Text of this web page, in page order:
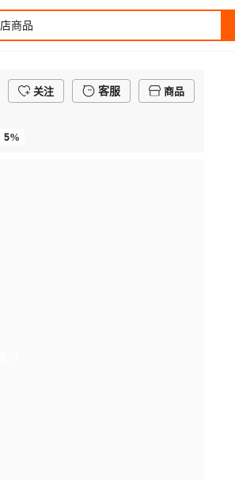
关注 客服
商品
5%